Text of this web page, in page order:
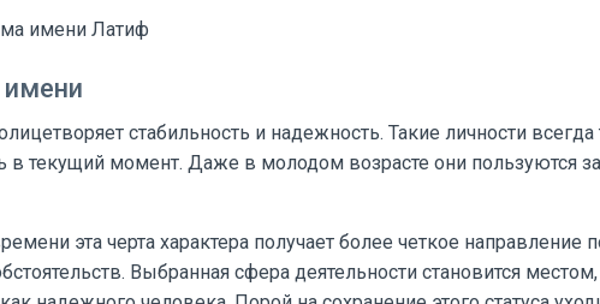
имени Латиф
имени
стабильность и надежность. Такие личности
в текущий момент. Даже в молодом возрасте они пользуются
эта черта характера получает более четкое направление
Выбранная сфера деятельности становится